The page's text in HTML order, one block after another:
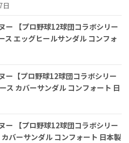
日
ー 【プロ野球12球団コラボシリー
ス エッグヒールサンダル コンフォ
ー【プロ野球12球団コラボシリー
ス カバーサンダル コンフォート 日
ー 【プロ野球12球団コラボシリー
バーサンダル コンフォート 日本製